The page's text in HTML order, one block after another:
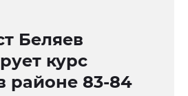
Беляев
курс
районе 83-84